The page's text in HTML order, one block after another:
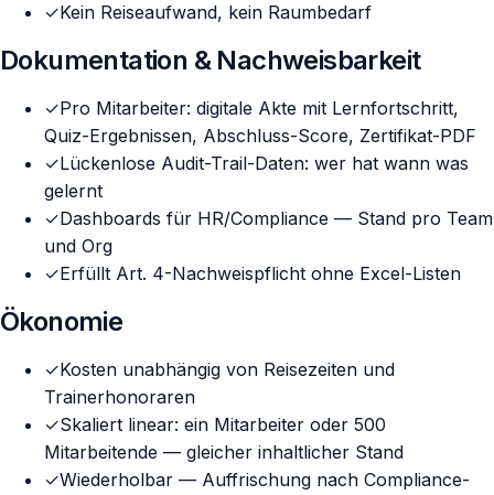
✓Kein Reiseaufwand, kein Raumbedarf
Dokumentation & Nachweisbarkeit
✓Pro Mitarbeiter: digitale Akte mit Lernfortschritt,
Quiz-Ergebnissen, Abschluss-Score, Zertifikat-PDF
✓Lückenlose Audit-Trail-Daten: wer hat wann was
gelernt
✓Dashboards für HR/Compliance — Stand pro Team
und Org
✓Erfüllt Art. 4-Nachweispflicht ohne Excel-Listen
Ökonomie
✓Kosten unabhängig von Reisezeiten und
Trainerhonoraren
✓Skaliert linear: ein Mitarbeiter oder 500
Mitarbeitende — gleicher inhaltlicher Stand
✓Wiederholbar — Auffrischung nach Compliance-